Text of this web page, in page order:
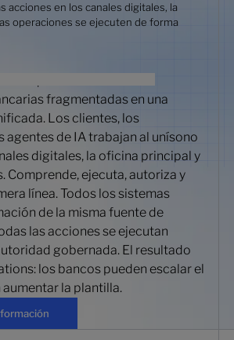
acciones en los canales digitales, la
operaciones se ejecuten de forma
que convierte las
fragmentadas en una
Los clientes, los
agentes de IA trabajan al unísono
digitales, la oficina principal y
Comprende, ejecuta, autoriza y
línea. Todos los sistemas
de la misma fuente de
las acciones se ejecutan
gobernada. El resultado
los bancos pueden escalar el
la plantilla.